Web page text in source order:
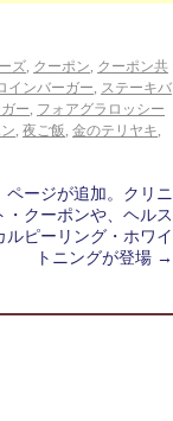
ズ, クーポン, クーポン共
インバーガー, ステーキバ
ー, フォアグラロッシー
, 夜ご飯, 金のテリヤキ,
ージが追加。クリニ
・クーポンや、ヘルス
ピーリング・ホワイ
トニングが登場 →